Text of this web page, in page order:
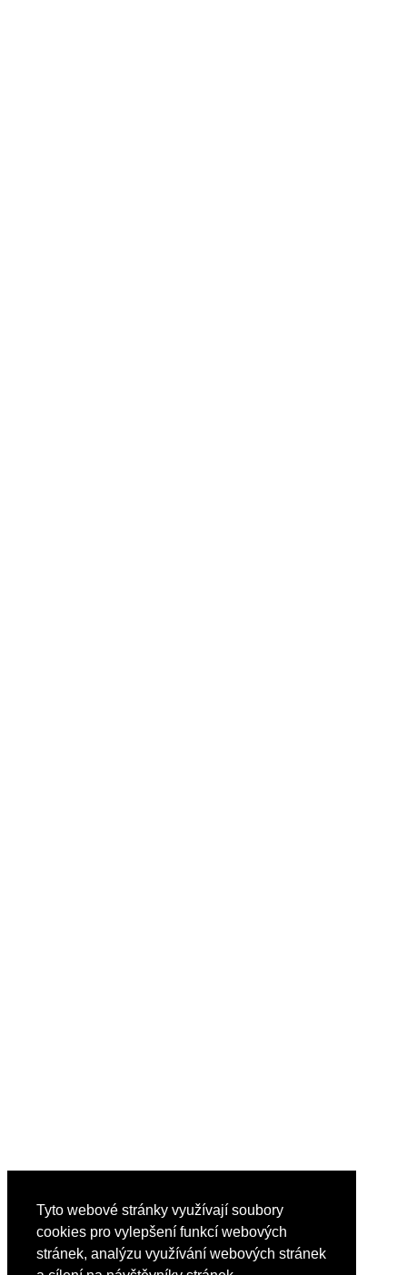
Tyto webové stránky využívají soubory
cookies pro vylepšení funkcí webových
stránek, analýzu využívání webových stránek